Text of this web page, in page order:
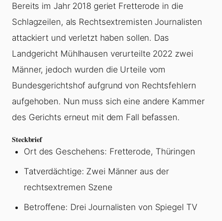
Bereits im Jahr 2018 geriet Fretterode in die
Schlagzeilen, als Rechtsextremisten Journalisten
attackiert und verletzt haben sollen. Das
Landgericht Mühlhausen verurteilte 2022 zwei
Männer, jedoch wurden die Urteile vom
Bundesgerichtshof aufgrund von Rechtsfehlern
aufgehoben. Nun muss sich eine andere Kammer
des Gerichts erneut mit dem Fall befassen.
Steckbrief
Ort des Geschehens: Fretterode, Thüringen
Tatverdächtige: Zwei Männer aus der
rechtsextremen Szene
Betroffene: Drei Journalisten von Spiegel TV